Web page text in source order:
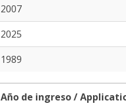
2007
2025
1989
Año de ingreso /